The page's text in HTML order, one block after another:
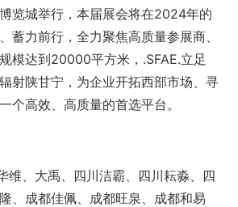
览城举行，本届展会将在2024年的
蓄力前行，全力聚焦高质量参展商、
模达到20000平方米，.SFAE.立足
射陕甘宁，为企业开拓西部市场、寻
个高效、高质量的首选平台。
维、大禹、四川洁霸、四川耘淼、四
、成都佳佩、成都旺泉、成都和易